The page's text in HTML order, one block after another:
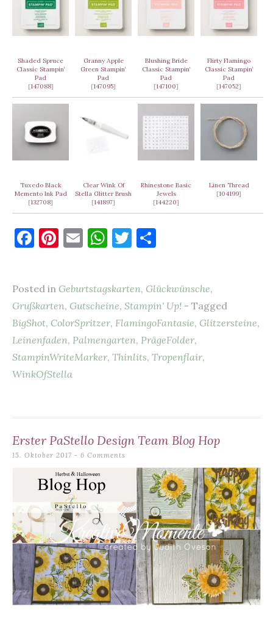
Shaded Spruce
Classic Stampin‘
Pad
[147088]
Granny Apple
Green Stampin‘
Pad
[147095]
Blushing Bride
Classic Stampin‘
Pad
[147100]
Flirty Flamingo
Classic Stampin‘
Pad
[147052]
Tuxedo Black
Memento Ink Pad
[132708]
Clear Wink Of
Stella Glitter Brush
[141897]
Rhinestone Basic
Jewels
[144220]
Linen Thread
[104199]
F
e
b
o
o
k
Pi
es
t
E
l
W
s
A
p
p
T
te
r
n
Posted in Geburtstagskarten, Glückwünsche,
Grußkarten, Gutscheine, Stampin' Up! - Tagged
BigShot, ColorSpritzer, FlamingoFantasie, Glitzersteine,
Leinenfaden, Palmengarten, PrägeFolder,
StampinWriteMarker, Thinlits, Tropenflair,
WinkOfStella
Erster PaStello Design Team Blog Hop
15. Oktober 2017 6 Comments